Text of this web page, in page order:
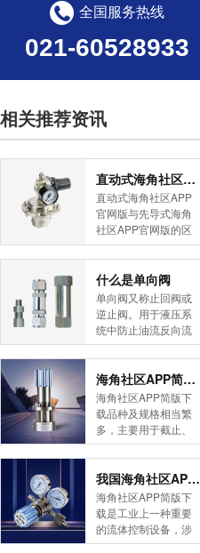
全国服务热线
021-60528933
相关推荐资讯
直动式海角社区APP官网版与先导式海角社区APP官网版的区别
直动式海角社区APP
官网版与先导式海角
社区APP官网版的区
别是什么？HJBA8海
角论坛海角社区APP
简版下载告诉您！先
导式海角社区APP官
网版是采用控制阀体
内的启闭件的开度来
调节介质的流量，将
介质的压力降低，同
时借助阀后压力的作
用调节启闭件的开
度，使阀后压力保持
在一定范围内，在进
口压力不断变化的情
在设定的范围内，保
护其后的生活生产器
具。本类海角社区
APP简版下载在管......
什么是单向阀
单向阀又称止回阀或
逆止阀。用于液压系
统中防止油流反向流
动,或者用于气动系统
中防止压缩空气逆向
流动。今天HJBA8海
角论坛海角社区APP
简版下载为您介绍一
下什么是单向阀。
一、简介单向阀有直
通式和直角式两种。
直通式单向阀用螺纹
连接安装在管路上。
直角式单向阀有螺纹
连接、板式连接和法
兰连接三种形式。液
海角社区APP简版下载的维护保养方式有哪些
海角社区APP简版下
载品种及规格相当繁
多，主要用于截止、
导流、稳压、分流
等，用途广泛。正确
和有序有效的维护保
养会保护海角社区
APP简版下载，使海
角社区APP简版下载
正常发挥功能并且延
我国海角社区APP简版下载市场的现状及前景如何
海角社区APP简版下
载是工业上一种重要
的流体控制设备，涉
及到国民经济诸多部